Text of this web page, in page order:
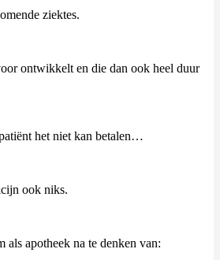
ziektes.
ontwikkelt en die dan ook heel duur
het niet kan betalen…
ook niks.
als apotheek na te denken van: